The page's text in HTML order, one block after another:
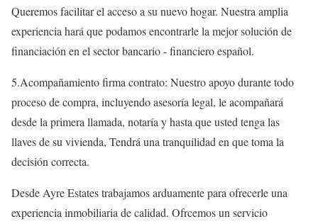
Queremos facilitar el acceso a su nuevo hogar. Nuestra amplia
experiencia hará que podamos encontrarle la mejor solución de
financiación en el sector bancario - financiero español.
5.Acompañamiento firma contrato: Nuestro apoyo durante todo
proceso de compra, incluyendo asesoría legal, le acompañará
desde la primera llamada, notaría y hasta que usted tenga las
llaves de su vivienda, Tendrá una tranquilidad en que toma la
decisión correcta.
Desde Ayre Estates trabajamos arduamente para ofrecerle una
experiencia inmobiliaria de calidad. Ofrcemos un servicio